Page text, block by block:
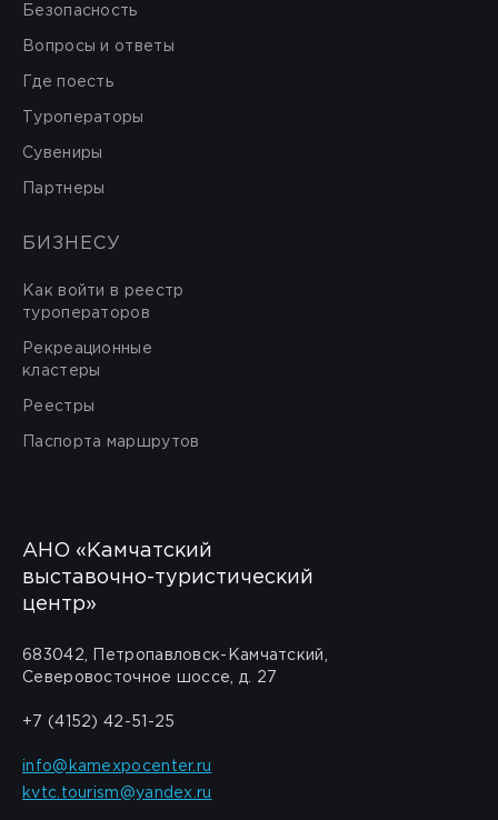
Безопасность
Вопросы и ответы
Где поесть
Туроператоры
Сувениры
Партнеры
БИЗНЕСУ
Как войти в реестр
туроператоров
Рекреационные
кластеры
Реестры
Паспорта маршрутов
АНО «Камчатский
выставочно-туристический
центр»
683042, Петропавловск-Камчатский,
Северовосточное шоссе, д. 27
+7 (4152) 42-51-25
info@kamexpocenter.ru
kvtc.tourism@yandex.ru